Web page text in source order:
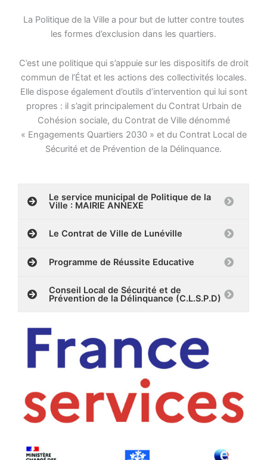
La Politique de la Ville a pour but de lutter contre toutes
les formes d’exclusion dans les quartiers.
C’est une politique qui s’appuie sur les dispositifs de droit
commun de l’État et les actions des collectivités locales.
Elle dispose également d’outils d’intervention qui lui sont
propres : il s’agit principalement du Contrat Urbain de
Cohésion sociale, du Contrat de Ville dénommé
« Engagements Quartiers 2030 » et du Contrat Local de
Sécurité et de Prévention de la Délinquance.
Le service municipal de Politique de la
Ville : MAIRIE ANNEXE
Le Contrat de Ville de Lunéville
Programme de Réussite Educative
Conseil Local de Sécurité et de
Prévention de la Délinquance (C.L.S.P.D)